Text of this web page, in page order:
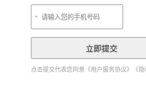
立即提交
点击提交代表您同意 《用户服务协议》 《